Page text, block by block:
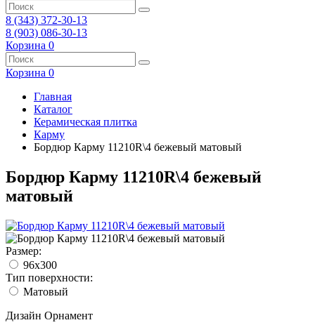
8 (343) 372-30-13
8 (903) 086-30-13
Корзина 0
Корзина 0
Главная
Каталог
Керамическая плитка
Карму
Бордюр Карму 11210R\4 бежевый матовый
Бордюр Карму 11210R\4 бежевый
матовый
Размер:
96x300
Тип поверхности:
Матовый
Дизайн Орнамент